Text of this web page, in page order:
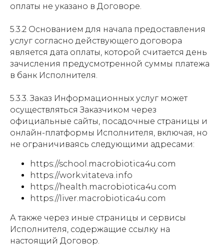
оплаты не указано в Договоре.
5.3.2 Основанием для начала предоставления
услуг согласно действующего договора
является дата оплаты, которой считается день
зачисления предусмотренной суммы платежа
в банк Исполнителя.
5.3.3. Заказ Информационных услуг может
осуществляться Заказчиком через
официальные сайты, посадочные страницы и
онлайн-платформы Исполнителя, включая, но
не ограничиваясь следующими адресами:
https://school.macrobiotica4u.com
https://work.vitateva.info
https://health.macrobiotica4u.com
https://liver.macrobiotica4u.com
А также через иные страницы и сервисы
Исполнителя, содержащие ссылку на
настоящий Договор.